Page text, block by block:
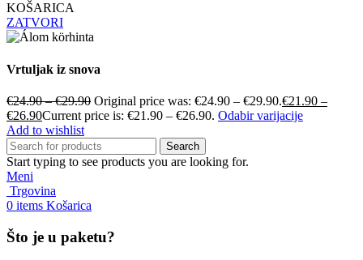
KOŠARICA
ZATVORI
Vrtuljak iz snova
€24.90–€29.90 Original price was: €24.90 – €29.90.€21.90 –
€26.90Current price is: €21.90 – €26.90. Odabir varijacije
Add to wishlist
Search
Start typing to see products you are looking for.
Meni
Trgovina
0 items Košarica
Što je u paketu?